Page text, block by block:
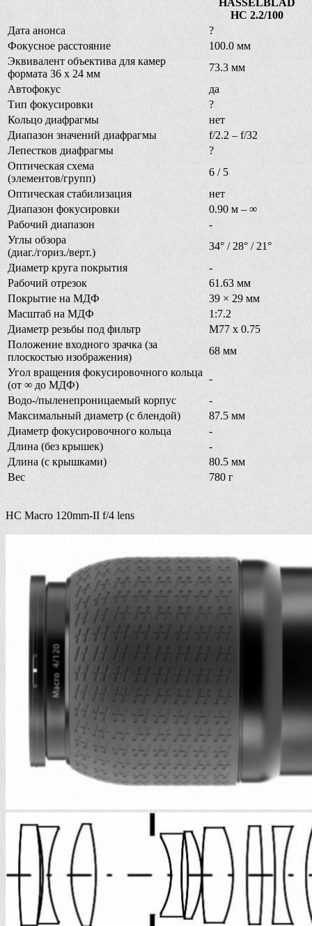
HC 2.2/100
Дата анонса
?
Фокусное расстояние
100.0 мм
Эквивалент объектива для камер
формата 36 х 24 мм
73.3 мм
Автофокус
да
Тип фокусировки
?
Кольцо диафрагмы
нет
Диапазон значений диафрагмы
f/2.2 – f/32
Лепестков диафрагмы
?
Оптическая схема
(элементов/групп)
6 / 5
Оптическая стабилизация
нет
Диапазон фокусировки
0.90 м – ∞
Рабочий диапазон
-
Углы обзора
(диаг./гориз./верт.)
34° / 28° / 21°
Диаметр круга покрытия
-
Рабочий отрезок
61.63 мм
Покрытие на МДФ
39 × 29 мм
Масштаб на МДФ
1:7.2
Диаметр резьбы под фильтр
M77 x 0.75
Положение входного зрачка (за
плоскостью изображения)
68 мм
Угол вращения фокусировочного кольца
(от ∞ до МДФ)
-
Водо-/пыленепроницаемый корпус
-
Максимальный диаметр (с блендой)
87.5 мм
Диаметр фокусировочного кольца
-
Длина (без крышек)
-
Длина (с крышками)
80.5 мм
Вес
780 г
HC Macro 120mm-II f/4 lens